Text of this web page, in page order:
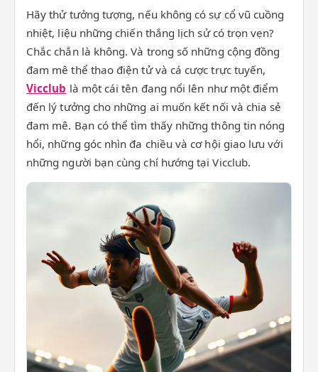
Hãy thử tưởng tượng, nếu không có sự cổ vũ cuồng
nhiệt, liệu những chiến thắng lịch sử có trọn vẹn?
Chắc chắn là không. Và trong số những cộng đồng
đam mê thể thao điện tử và cá cược trực tuyến,
Vicclub là một cái tên đang nổi lên như một điểm
đến lý tưởng cho những ai muốn kết nối và chia sẻ
đam mê. Bạn có thể tìm thấy những thông tin nóng
hổi, những góc nhìn đa chiều và cơ hội giao lưu với
những người bạn cùng chí hướng tại Vicclub.